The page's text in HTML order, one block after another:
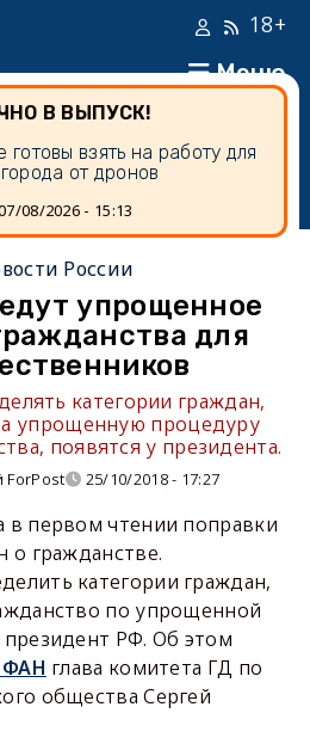
Меню
18+
В ВЫПУСК!
готовы взять на работу для
от дронов
08/2026 - 15:13
России
упрощенное
для
категории граждан,
упрощенную процедуру
появятся у президента.
ForPost 25/10/2018 - 17:27
в первом чтении поправки
о гражданстве.
категории граждан,
по упрощенной
РФ. Об этом
ФАН глава комитета ГД по
общества Сергей